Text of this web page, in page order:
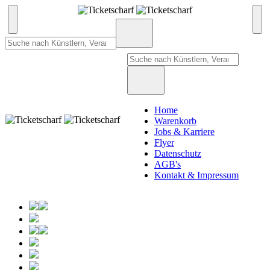
Home
Warenkorb
Jobs & Karriere
Flyer
Datenschutz
AGB's
Kontakt & Impressum